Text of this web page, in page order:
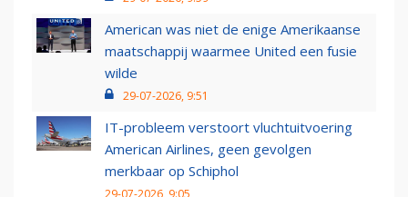
American was niet de enige Amerikaanse
maatschappij waarmee United een fusie
wilde
29-07-2026, 9:51
IT-probleem verstoort vluchtuitvoering
American Airlines, geen gevolgen
merkbaar op Schiphol
29-07-2026, 9:05